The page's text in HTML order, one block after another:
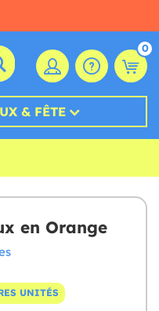
0
& FÊTE
en Orange
UNITÉS